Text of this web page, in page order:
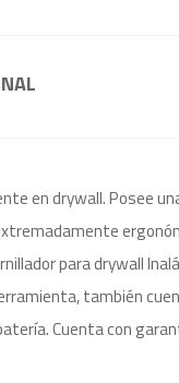
en drywall. Posee
para drywall
también
Cuenta con